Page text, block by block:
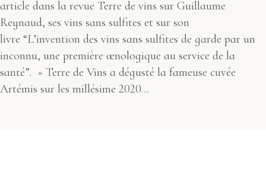
article dans la revue Terre de vins sur Guillaume
Reynaud, ses vins sans sulfites et sur son
livre “L’invention des vins sans sulfites de garde par un
inconnu, une première œnologique au service de la
santé”. » Terre de Vins a dégusté la fameuse cuvée
Artémis sur les millésime 2020…